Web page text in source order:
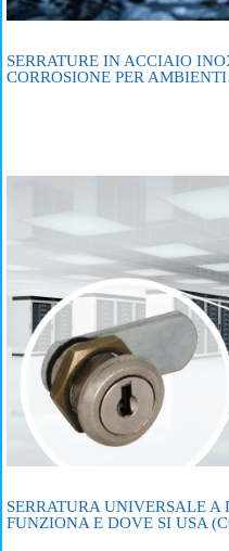
SERRATURE IN ACCIAIO
CORROSIONE PER
SERRATURA UNIVERSALE
FUNZIONA E DOVE SI USA